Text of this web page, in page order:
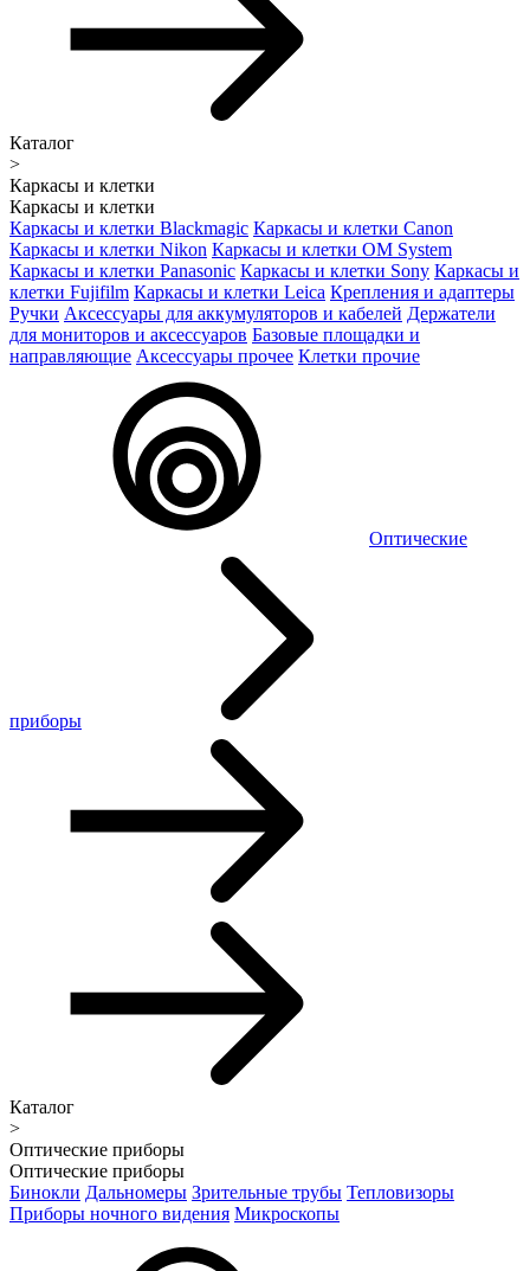
Каталог
>
Каркасы и клетки
Каркасы и клетки
Каркасы и клетки Blackmagic Каркасы и клетки Canon
Каркасы и клетки Nikon Каркасы и клетки OM System
Каркасы и клетки Panasonic Каркасы и клетки Sony Каркасы и
клетки Fujifilm Каркасы и клетки Leica Крепления и адаптеры
Ручки Аксессуары для аккумуляторов и кабелей Держатели
для мониторов и аксессуаров Базовые площадки и
направляющие Аксессуары прочее Клетки прочие
Оптические
приборы
Каталог
>
Оптические приборы
Оптические приборы
Бинокли Дальномеры Зрительные трубы Тепловизоры
Приборы ночного видения Микроскопы